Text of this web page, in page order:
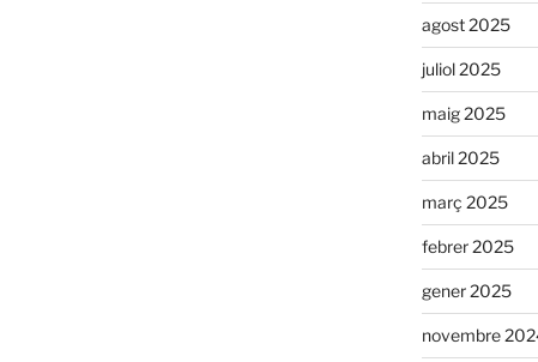
agost 2025
juliol 2025
maig 2025
abril 2025
març 2025
febrer 2025
gener 2025
novembre